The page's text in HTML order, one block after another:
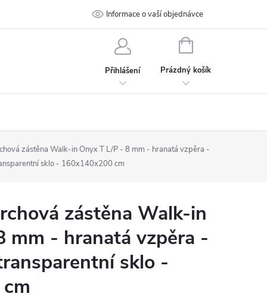
Ochrana osobních údajů Kontakt
Informace o vaší objednávce
Přihlášení
NÁKUPNÍ
Prázdný košík
zástěna Walk-in Onyx T L/P - 8 mm - hranatá vzpěra -
sklo - 160x140x200 cm
zástěna Walk-in
mm - hranatá vzpěra -
sklo -